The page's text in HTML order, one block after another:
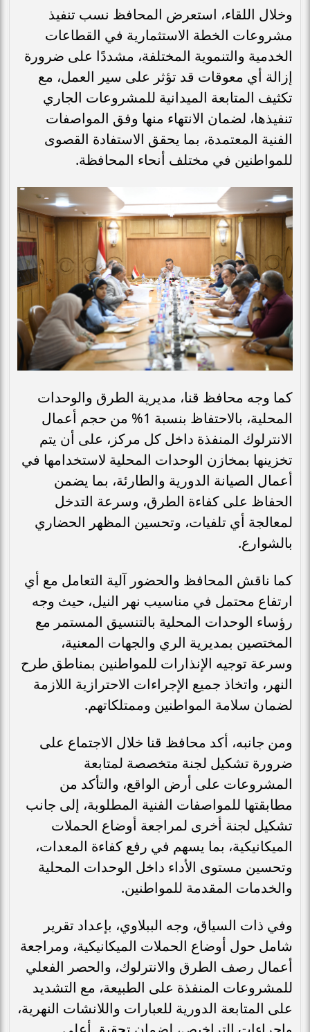
وخلال اللقاء، استعرض المحافظ نسب تنفيذ
مشروعات الخطة الاستثمارية في القطاعات
الخدمية والتنموية المختلفة، مشددًا على ضرورة
إزالة أي معوقات قد تؤثر على سير العمل، مع
تكثيف المتابعة الميدانية للمشروعات الجاري
تنفيذها، لضمان الانتهاء منها وفق المواصفات
الفنية المعتمدة، بما يحقق الاستفادة القصوى
للمواطنين في مختلف أنحاء المحافظة.
كما وجه محافظ قنا، مديرية الطرق والوحدات
المحلية، بالاحتفاظ بنسبة 1% من حجم أعمال
الانترلوك المنفذة داخل كل مركز، على أن يتم
تخزينها بمخازن الوحدات المحلية لاستخدامها في
أعمال الصيانة الدورية والطارئة، بما يضمن
الحفاظ على كفاءة الطرق، وسرعة التدخل
لمعالجة أي تلفيات، وتحسين المظهر الحضاري
بالشوارع.
كما ناقش المحافظ والحضور آلية التعامل مع أي
ارتفاع محتمل في مناسيب نهر النيل، حيث وجه
رؤساء الوحدات المحلية بالتنسيق المستمر مع
المختصين بمديرية الري والجهات المعنية،
وسرعة توجيه الإنذارات للمواطنين بمناطق طرح
النهر، واتخاذ جميع الإجراءات الاحترازية اللازمة
لضمان سلامة المواطنين وممتلكاتهم.
ومن جانبه، أكد محافظ قنا خلال الاجتماع على
ضرورة تشكيل لجنة متخصصة لمتابعة
المشروعات على أرض الواقع، والتأكد من
مطابقتها للمواصفات الفنية المطلوبة، إلى جانب
تشكيل لجنة أخرى لمراجعة أوضاع الحملات
الميكانيكية، بما يسهم في رفع كفاءة المعدات،
وتحسين مستوى الأداء داخل الوحدات المحلية
والخدمات المقدمة للمواطنين.
وفي ذات السياق، وجه الببلاوي، بإعداد تقرير
شامل حول أوضاع الحملات الميكانيكية، ومراجعة
أعمال رصف الطرق والانترلوك، والحصر الفعلي
للمشروعات المنفذة على الطبيعة، مع التشديد
على المتابعة الدورية للعبارات واللانشات النهرية،